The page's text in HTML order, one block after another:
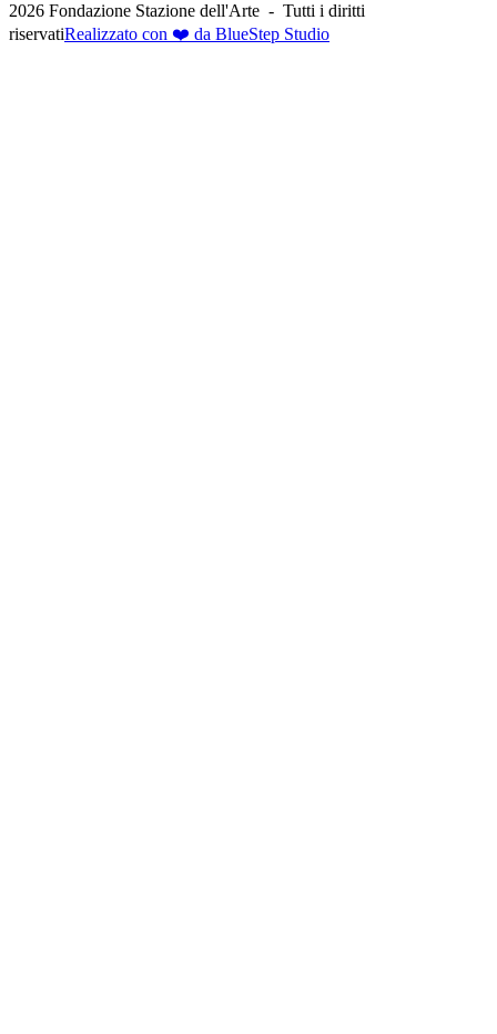
2026 Fondazione Stazione dell'Arte - Tutti i diritti
riservatiRealizzato con ❤️ da BlueStep Studio